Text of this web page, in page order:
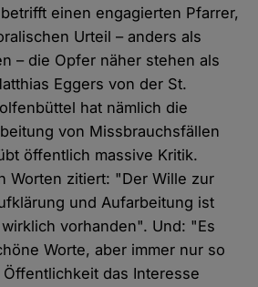
einen engagierten Pfarrer,
Urteil – anders als
– die Opfer näher stehen als
Eggers von der St.
hat nämlich die
von Missbrauchsfällen
öffentlich massive Kritik.
Worten zitiert: "Der Wille zur
und Aufarbeitung ist
vorhanden". Und: "Es
Worte, aber immer nur so
das Interesse